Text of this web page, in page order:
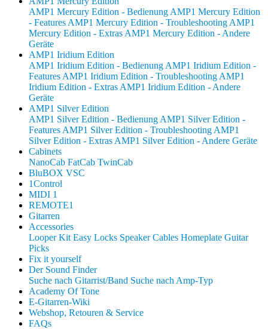
AMP1 Mercury Edition - Bedienung AMP1 Mercury Edition
- Features AMP1 Mercury Edition - Troubleshooting AMP1
Mercury Edition - Extras AMP1 Mercury Edition - Andere
Geräte
AMP1 Iridium Edition
AMP1 Iridium Edition - Bedienung AMP1 Iridium Edition -
Features AMP1 Iridium Edition - Troubleshooting AMP1
Iridium Edition - Extras AMP1 Iridium Edition - Andere
Geräte
AMP1 Silver Edition
AMP1 Silver Edition - Bedienung AMP1 Silver Edition -
Features AMP1 Silver Edition - Troubleshooting AMP1
Silver Edition - Extras AMP1 Silver Edition - Andere Geräte
Cabinets
NanoCab FatCab TwinCab
BluBOX VSC
1Control
MIDI 1
REMOTE1
Gitarren
Accessories
Looper Kit Easy Locks Speaker Cables Homeplate Guitar
Picks
Fix it yourself
Der Sound Finder
Suche nach Gitarrist/Band Suche nach Amp-Typ
Academy Of Tone
E-Gitarren-Wiki
Webshop, Retouren & Service
FAQs